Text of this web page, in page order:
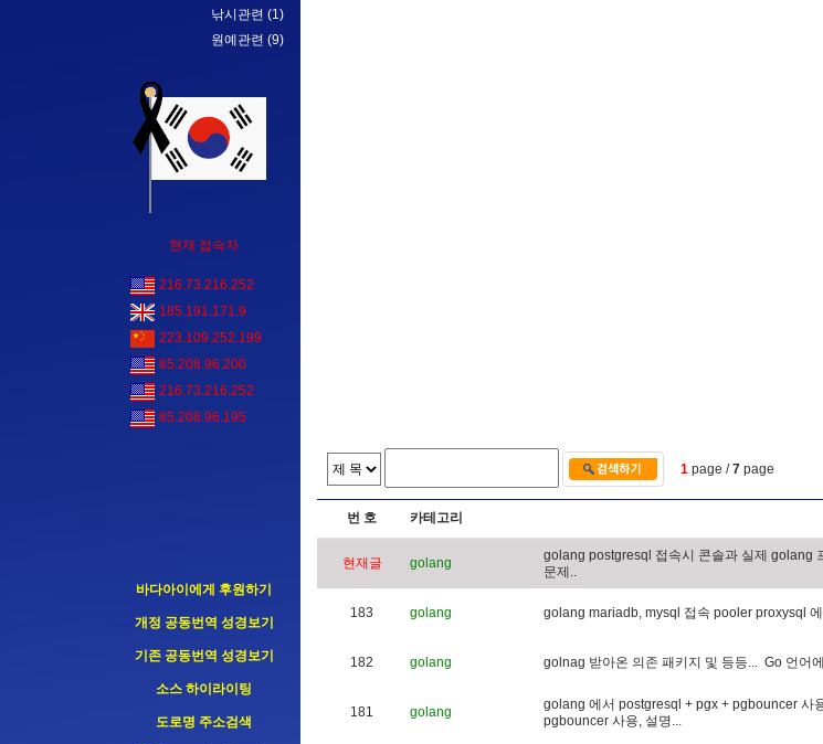
낚시관련 (1)
원예관련 (9)
현재 접속자
216.73.216.252
185.191.171.9
223.109.252.199
85.208.96.200
216.73.216.252
85.208.96.195
바다아이에게 후원하기
개정 공동번역 성경보기
기존 공동번역 성경보기
소스 하이라이팅
도로명 주소검색
1 page /7 page
번 호 카테고리
현재글 golang go ang postgresq 접 속시 콘솔과 실제 go ang
문제 ..
183 golang go ang mariad b, mysq 접 속 poo er proxysq 에
182 golang go nag 받아온 의 존 패 키 지 및 등등... Go 언 어에
181 golang go ang 에 서 postgresq + pgx + pgbouncer 사
pgbouncer 사용, 설 명...